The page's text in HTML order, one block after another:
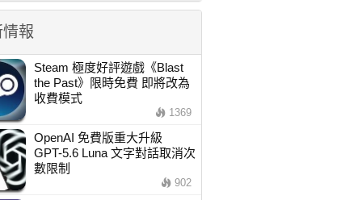
報
Steam 極度好評遊戲《Blast
the Past》限時免費 即將改為
收費模式
1369
OpenAI 免費版重大升級
GPT-5.6 Luna 文字對話取消次
數限制
902